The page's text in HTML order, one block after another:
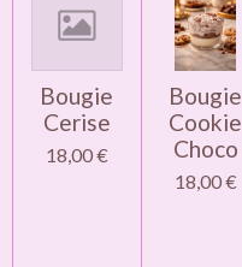
Bougie
Cerise
18,00 €
Bougie
Cookie
Choco
18,00 €